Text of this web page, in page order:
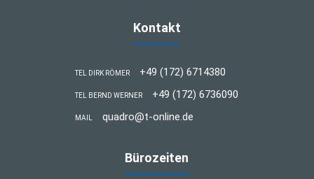
Kontakt
TEL DIRK RÖMER +49 (172) 6714380
TEL BERND WERNER +49 (172) 6736090
MAIL quadro@t-online.de
Bürozeiten